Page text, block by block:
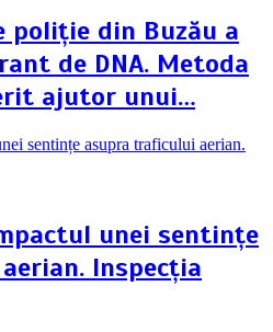
poliție din Buzău a
de DNA. Metoda
ajutor unui…
unei sentințe
Inspecția